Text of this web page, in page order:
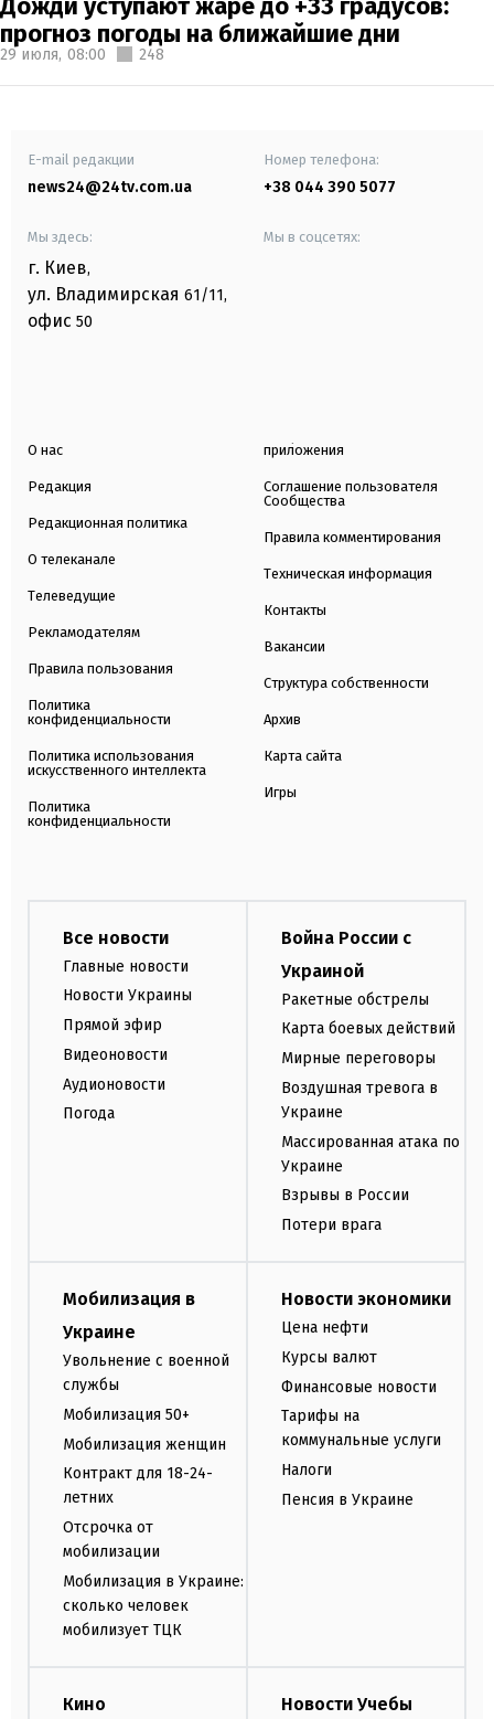
прогноз погоды на ближайшие дни
29 июля, 08:00 248
E-mail редакции
news24@24tv.com.ua
Номер телефона:
+38 044 390 5077
Мы здесь:
г. Киев,
ул. Владимирская 61/11,
офис 50
Мы в соцсетях:
О нас
Редакция
Редакционная политика
О телеканале
Телеведущие
Рекламодателям
Правила пользования
Политика
конфиденциальности
Политика использования
искусственного интеллекта
Политика
конфиденциальности
приложения
Соглашение пользователя
Сообщества
Правила комментирования
Техническая информация
Контакты
Вакансии
Структура собственности
Архив
Карта сайта
Игры
Все новости
Главные новости
Новости Украины
Прямой эфир
Видеоновости
Аудионовости
Погода
Война России с
Украиной
Ракетные обстрелы
Карта боевых действий
Мирные переговоры
Воздушная тревога в
Украине
Массированная атака по
Украине
Взрывы в России
Потери врага
Мобилизация в
Украине
Увольнение с военной
службы
Мобилизация 50+
Мобилизация женщин
Контракт для 18-24-
летних
Отсрочка от
мобилизации
Мобилизация в Украине:
сколько человек
мобилизует ТЦК
Новости экономики
Цена нефти
Курсы валют
Финансовые новости
Тарифы на
коммунальные услуги
Налоги
Пенсия в Украине
Кино Новости Учебы